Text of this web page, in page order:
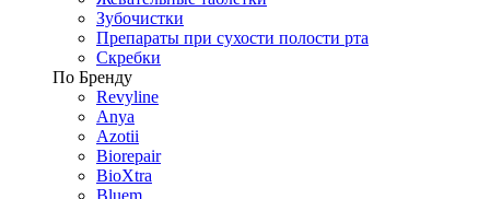
Зубочистки
Препараты при сухости полости рта
Скребки
По Бренду
Revyline
Anya
Azotii
Biorepair
BioXtra